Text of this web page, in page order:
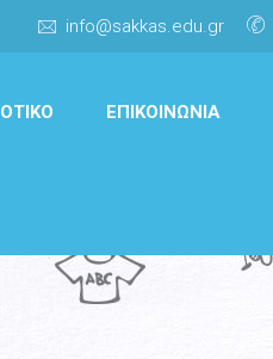
info@sakkas.edu.gr
ΕΠΙΚΟΙΝΩΝΊΑ